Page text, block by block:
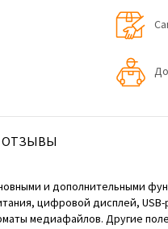
ОТЗЫВЫ
и дополнительными
цифровой дисплей,
медиафайлов. Другие